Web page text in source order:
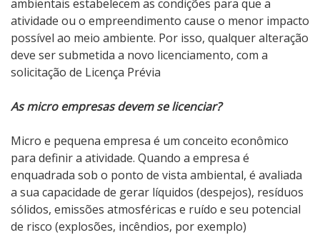
ambientais estabelecem as condições para que a
atividade ou o empreendimento cause o menor impacto
possível ao meio ambiente. Por isso, qualquer alteração
deve ser submetida a novo licenciamento, com a
solicitação de Licença Prévia
As micro empresas devem se licenciar?
Micro e pequena empresa é um conceito econômico
para definir a atividade. Quando a empresa é
enquadrada sob o ponto de vista ambiental, é avaliada
a sua capacidade de gerar líquidos (despejos), resíduos
sólidos, emissões atmosféricas e ruído e seu potencial
de risco (explosões, incêndios, por exemplo)